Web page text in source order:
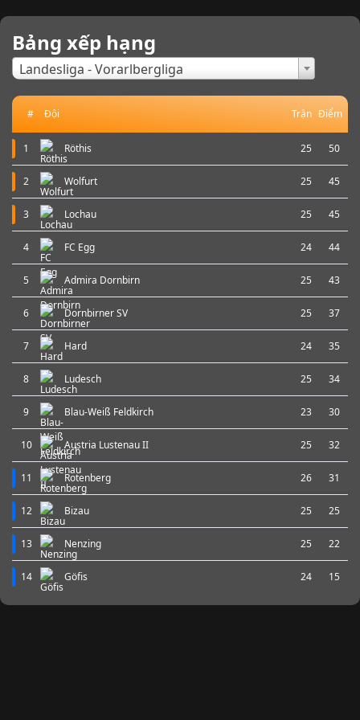
Bảng xếp hạng
Landesliga - Vorarlbergliga
# Đội Trận Điểm
1 Röthis 25 50
2 Wolfurt 25 45
3 Lochau 25 45
4 FC Egg 24 44
5 Admira Dornbirn 25 43
6 Dornbirner SV 25 37
7 Hard 24 35
8 Ludesch 25 34
9 Blau-Weiß Feldkirch 23 30
10 Austria Lustenau II 25 32
11 Rotenberg 26 31
12 Bizau 25 25
13 Nenzing 25 22
14 Göfis 24 15